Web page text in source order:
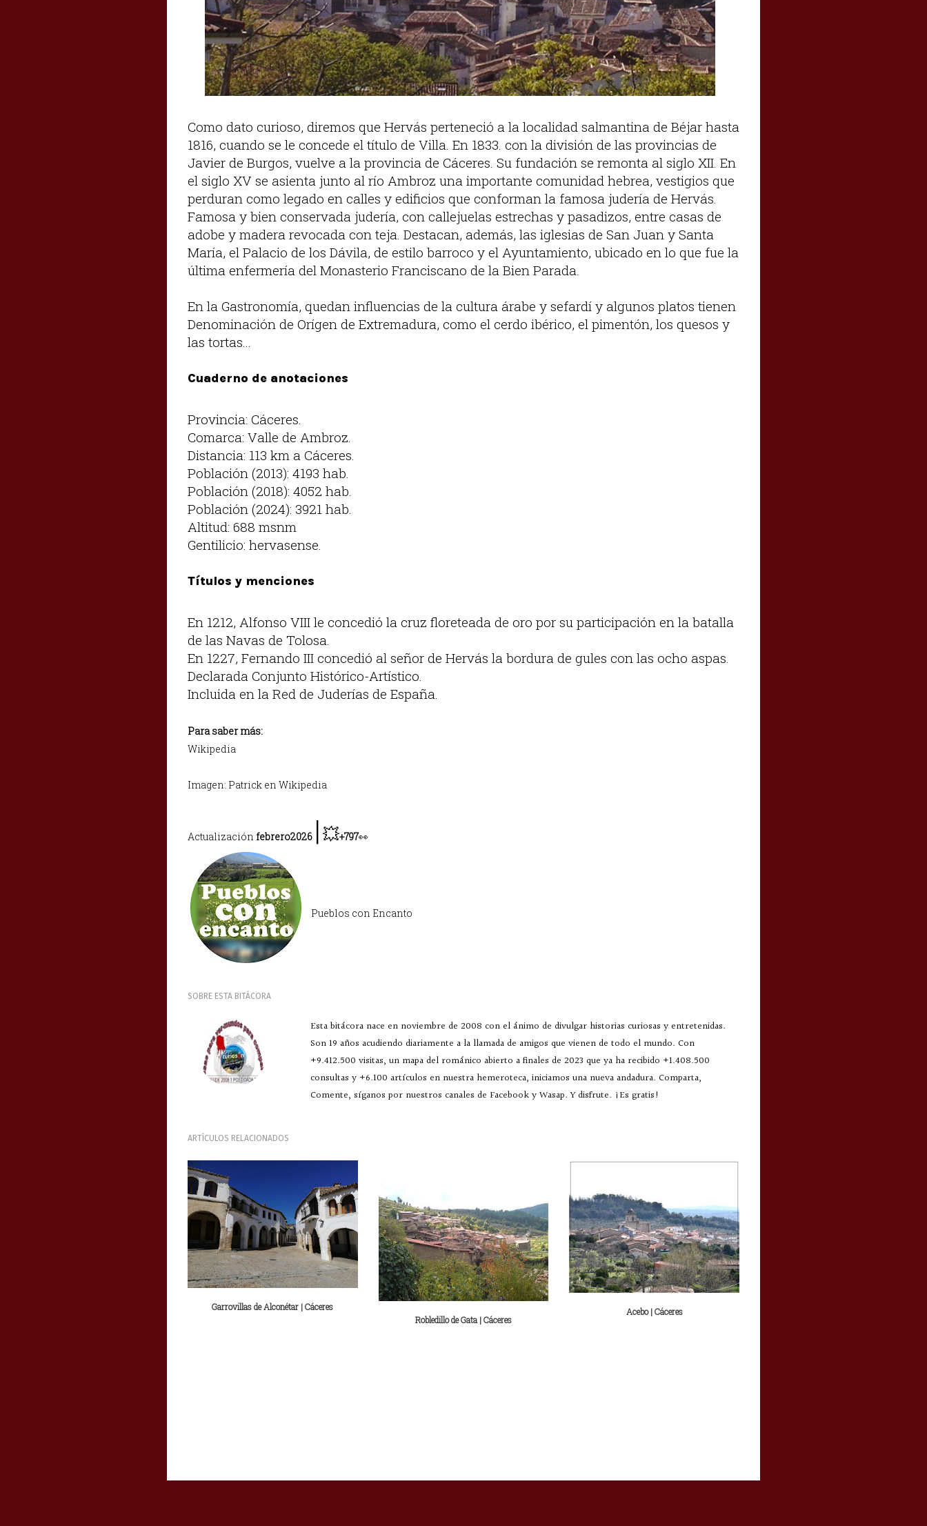
Como dato curioso, diremos que Hervás perteneció a la localidad salmantina de Béjar hasta
1816, cuando se le concede el título de Villa. En 1833. con la división de las provincias de
Javier de Burgos, vuelve a la provincia de Cáceres. Su fundación se remonta al siglo XII. En
el siglo XV se asienta junto al río Ambroz una importante comunidad hebrea, vestigios que
perduran como legado en calles y edificios que conforman la famosa judería de Hervás.
Famosa y bien conservada judería, con callejuelas estrechas y pasadizos, entre casas de
adobe y madera revocada con teja. Destacan, además, las iglesias de San Juan y Santa
María, el Palacio de los Dávila, de estilo barroco y el Ayuntamiento, ubicado en lo que fue la
última enfermería del Monasterio Franciscano de la Bien Parada.
En la Gastronomía, quedan influencias de la cultura árabe y sefardí y algunos platos tienen
Denominación de Orígen de Extremadura, como el cerdo ibérico, el pimentón, los quesos y
las tortas...
Cuaderno de anotaciones
Provincia: Cáceres.
Comarca: Valle de Ambroz.
Distancia: 113 km a Cáceres.
Población (2013): 4193 hab.
Población (2018): 4052 hab.
Población (2024): 3921 hab.
Altitud: 688 msnm
Gentilicio: hervasense.
Títulos y menciones
En 1212, Alfonso VIII le concedió la cruz floreteada de oro por su participación en la batalla
de las Navas de Tolosa.
En 1227, Fernando III concedió al señor de Hervás la bordura de gules con las ocho aspas.
Declarada Conjunto Histórico-Artístico.
Incluida en la Red de Juderías de España.
Para saber más:
Wikipedia
Imagen: Patrick en Wikipedia
Actualización febrero2026 |💥+797👀
Pueblos con Encanto
SOBRE ESTA BITÁCORA
Esta bitácora nace en noviembre de 2008 con el ánimo de divulgar historias curiosas y entretenidas.
Son 19 años acudiendo diariamente a la llamada de amigos que vienen de todo el mundo. Con
+9.412.500 visitas, un mapa del románico abierto a finales de 2023 que ya ha recibido +1.408.500
consultas y +6.100 artículos en nuestra hemeroteca, iniciamos una nueva andadura. Comparta,
Comente, síganos por nuestros canales de Facebook y Wasap. Y disfrute. ¡Es gratis!
ARTÍCULOS RELACIONADOS
Garrovillas de Alconétar | Cáceres
Robledillo de Gata | Cáceres
Acebo | Cáceres